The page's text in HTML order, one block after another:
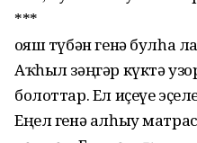
***
Ҡояш түбән генә булһа
Аҡһыл зәңгәр күктә
болоттар. Ел иҫеүе
Еңел генә алһыу